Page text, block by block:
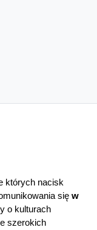
których nacisk
się w
o kulturach
szerokich